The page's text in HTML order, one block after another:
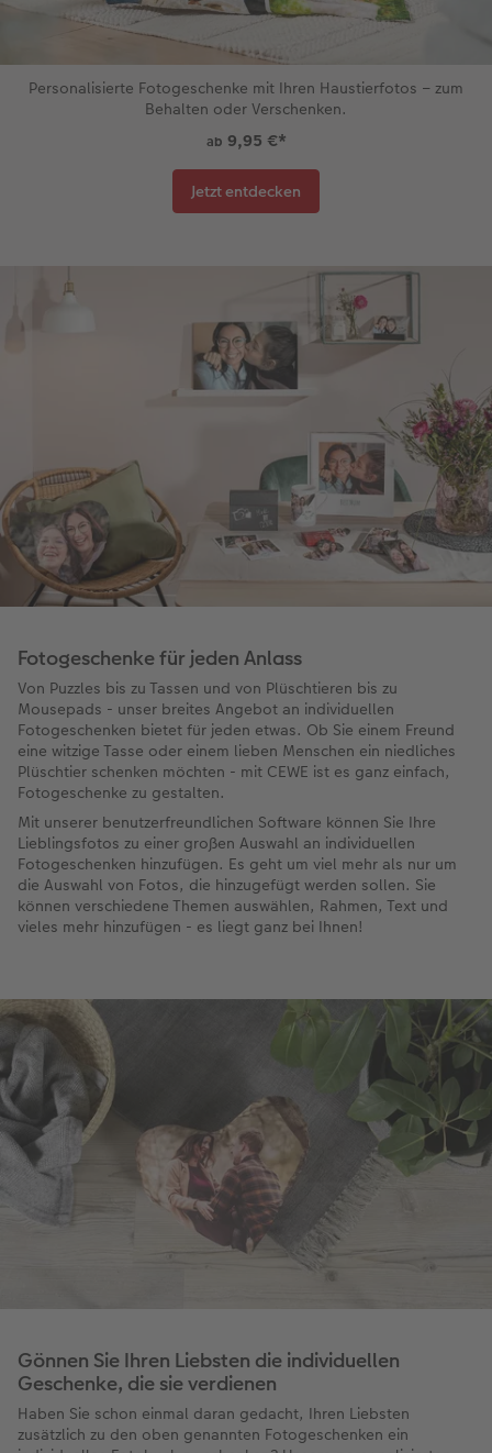
Personalisierte Fotogeschenke mit Ihren Haustierfotos – zum
Behalten oder Verschenken.
ab 9,95 €*
Jetzt entdecken
Fotogeschenke für jeden Anlass
Von Puzzles bis zu Tassen und von Plüschtieren bis zu
Mousepads - unser breites Angebot an individuellen
Fotogeschenken bietet für jeden etwas. Ob Sie einem Freund
eine witzige Tasse oder einem lieben Menschen ein niedliches
Plüschtier schenken möchten - mit CEWE ist es ganz einfach,
Fotogeschenke zu gestalten.
Mit unserer benutzerfreundlichen Software können Sie Ihre
Lieblingsfotos zu einer großen Auswahl an individuellen
Fotogeschenken hinzufügen. Es geht um viel mehr als nur um
die Auswahl von Fotos, die hinzugefügt werden sollen. Sie
können verschiedene Themen auswählen, Rahmen, Text und
vieles mehr hinzufügen - es liegt ganz bei Ihnen!
Gönnen Sie Ihren Liebsten die individuellen
Geschenke, die sie verdienen
Haben Sie schon einmal daran gedacht, Ihren Liebsten
zusätzlich zu den oben genannten Fotogeschenken ein